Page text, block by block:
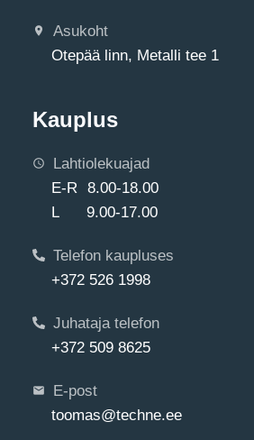
Asukoht
Otepää linn, Metalli tee 1
Kauplus
Lahtiolekuajad
E-R 8.00-18.00
L 9.00-17.00
Telefon kaupluses
+372 526 1998
Juhataja telefon
+372 509 8625
E-post
toomas@techne.ee